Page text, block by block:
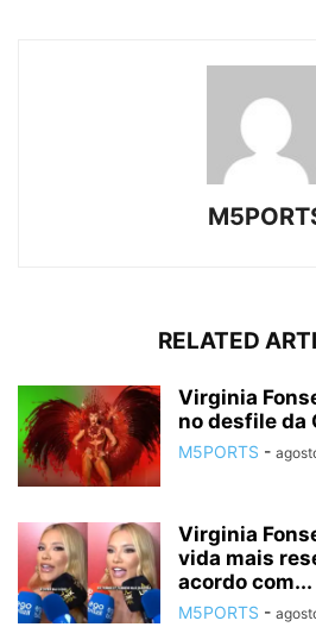
RELATED
Virginia
no desfile da
M5PORTS -
Virginia
vida mais
acordo com...
M5PORTS -